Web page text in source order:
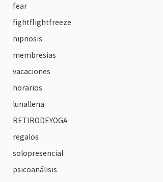
fear
fightflightfreeze
hipnosis
membresias
vacaciones
horarios
lunallena
RETIRODEYOGA
regalos
solopresencial
psicoanálisis